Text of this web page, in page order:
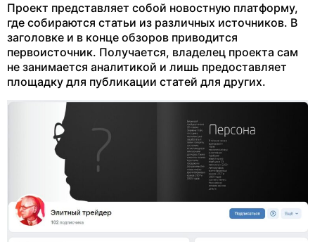
Проект представляет собой новостную платформу,
где собираются статьи из различных источников. В
заголовке и в конце обзоров приводится
первоисточник. Получается, владелец проекта сам
не занимается аналитикой и лишь предоставляет
площадку для публикации статей для других.